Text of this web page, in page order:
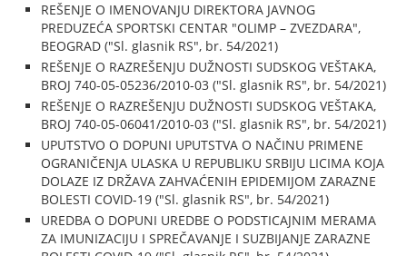
REŠENJE O IMENOVANJU DIREKTORA JAVNOG
PREDUZEĆA SPORTSKI CENTAR "OLIMP – ZVEZDARA",
BEOGRAD ("Sl. glasnik RS", br. 54/2021)
REŠENJE O RAZREŠENJU DUŽNOSTI SUDSKOG VEŠTAKA,
BROJ 740-05-05236/2010-03 ("Sl. glasnik RS", br. 54/2021)
REŠENJE O RAZREŠENJU DUŽNOSTI SUDSKOG VEŠTAKA,
BROJ 740-05-06041/2010-03 ("Sl. glasnik RS", br. 54/2021)
UPUTSTVO O DOPUNI UPUTSTVA O NAČINU PRIMENE
OGRANIČENJA ULASKA U REPUBLIKU SRBIJU LICIMA KOJA
DOLAZE IZ DRŽAVA ZAHVAĆENIH EPIDEMIJOM ZARAZNE
BOLESTI COVID-19 ("Sl. glasnik RS", br. 54/2021)
UREDBA O DOPUNI UREDBE O PODSTICAJNIM MERAMA
ZA IMUNIZACIJU I SPREČAVANJE I SUZBIJANJE ZARAZNE